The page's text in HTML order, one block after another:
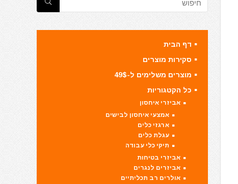
דף הבית
סקירות מוצרים
מוצרים משלימים ל-49$
כל הקטגוריות
אביזרי איחסון
אמצעי איחסון לבישים
ארגזי כלים
עגלת כלים
תיקי כלי עבודה
אביזרי בטיחות
אביזרים לנגרים
אולרים רב תכליתיים